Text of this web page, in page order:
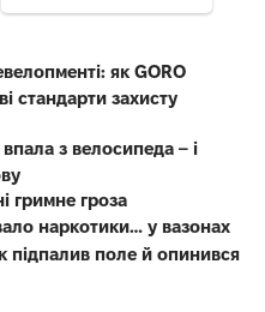
як GORO
стандарти захисту
з велосипеда – і
гримне гроза
наркотики… у вазонах
підпалив поле й опинився